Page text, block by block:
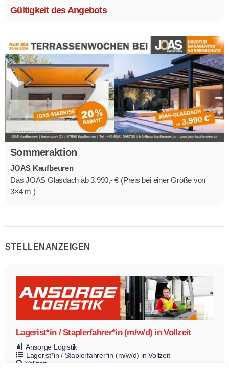
Gültigkeit des Angebots
Sommeraktion
JOAS Kaufbeuren
Das JOAS Glasdach ab 3.990,- € (Preis bei einer Größe von
3×4 m )
STELLENANZEIGEN
Lagerist*in / Staplerfahrer*in (m/w/d) in Vollzeit
Ansorge Logistik
Lagerist*in / Staplerfahrer*in (m/w/d) in Vollzeit
Vollzeit